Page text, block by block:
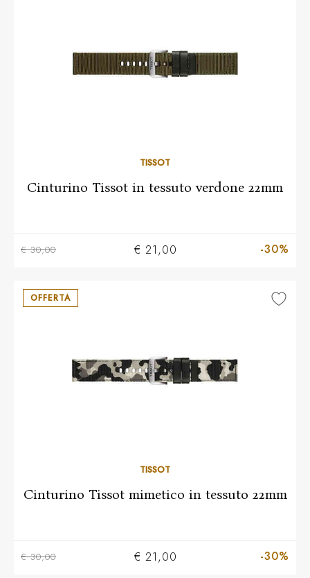
TISSOT
Cinturino Tissot in tessuto verdone 22mm
€ 30,00 € 21,00 -30%
OFFERTA
TISSOT
Cinturino Tissot mimetico in tessuto 22mm
€ 30,00 € 21,00 -30%